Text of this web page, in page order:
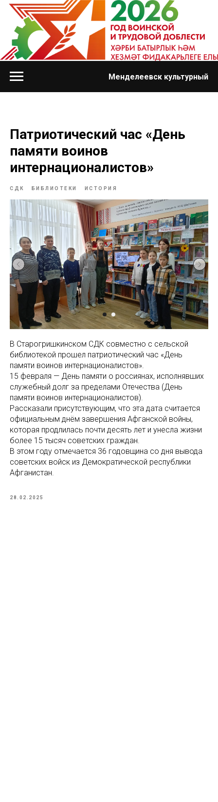
Менделеевск культурный
Патриотический час «День
памяти воинов
интернационалистов»
СДК БИБЛИОТЕКИ ИСТОРИЯ
В Старогришкинском СДК совместно с сельской
библиотекой прошел патриотический час «День
памяти воинов интернационалистов».
15 февраля — День памяти о россиянах, исполнявших
служебный долг за пределами Отечества (День
памяти воинов интернационалистов).
Рассказали присутствующим, что эта дата считается
официальным днём завершения Афганской войны,
которая продлилась почти десять лет и унесла жизни
более 15 тысяч советских граждан.
В этом году отмечается 36 годовщина со дня вывода
советских войск из Демократической республики
Афганистан.
28.02.2025